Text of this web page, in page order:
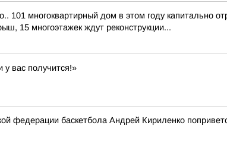
101 многоквартирный дом в этом году
15 многоэтажек ждут реконструкции...
у вас получится!»
федерации баскетбола Андрей Кириленко